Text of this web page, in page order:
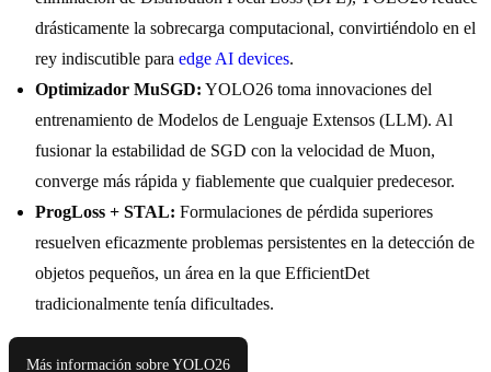
drásticamente la sobrecarga computacional, convirtiéndolo en el
rey indiscutible para edge AI devices.
Optimizador MuSGD: YOLO26 toma innovaciones del
entrenamiento de Modelos de Lenguaje Extensos (LLM). Al
fusionar la estabilidad de SGD con la velocidad de Muon,
converge más rápida y fiablemente que cualquier predecesor.
ProgLoss + STAL: Formulaciones de pérdida superiores
resuelven eficazmente problemas persistentes en la detección de
objetos pequeños, un área en la que EfficientDet
tradicionalmente tenía dificultades.
Más información sobre YOLO26